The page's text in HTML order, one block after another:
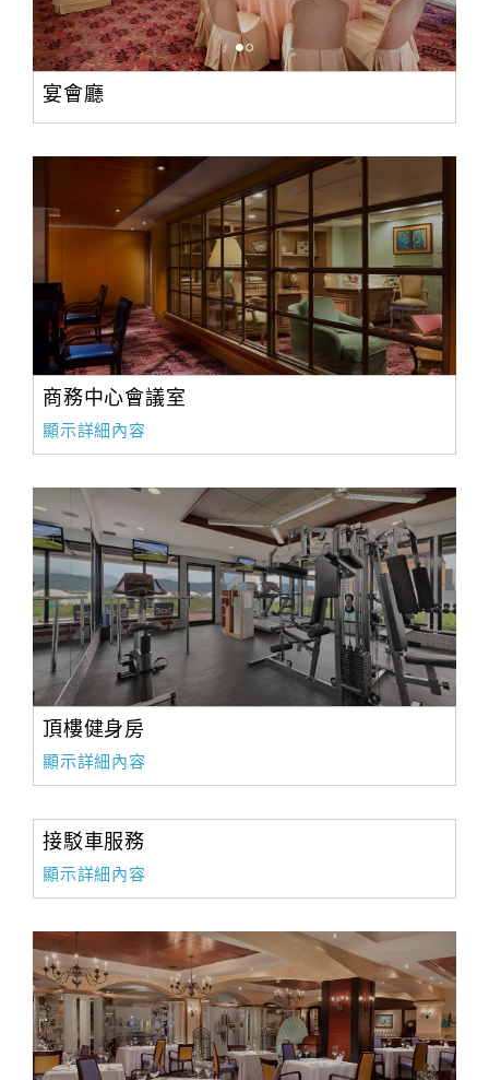
宴會廳
商務中心會議室
顯示詳細內容
頂樓健身房
顯示詳細內容
接駁車服務
顯示詳細內容